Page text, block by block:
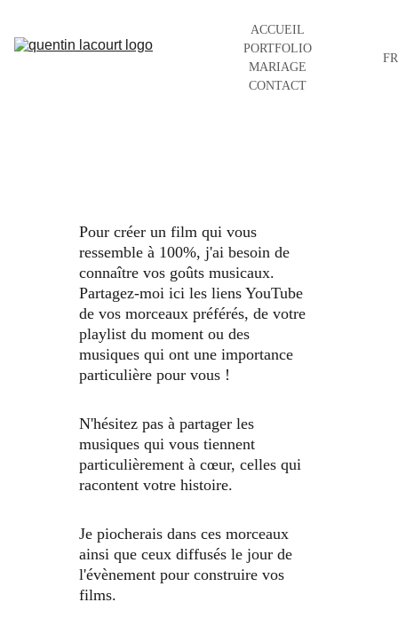
ACCUEIL
PORTFOLIO
MARIAGE
CONTACT
FR
Pour créer un film qui vous
ressemble à 100%, j'ai besoin de
connaître vos goûts musicaux.
Partagez-moi ici les liens YouTube
de vos morceaux préférés, de votre
playlist du moment ou des
musiques qui ont une importance
particulière pour vous !
N'hésitez pas à partager les
musiques qui vous tiennent
particulièrement à cœur, celles qui
racontent votre histoire.
Je piocherais dans ces morceaux
ainsi que ceux diffusés le jour de
l'évènement pour construire vos
films.